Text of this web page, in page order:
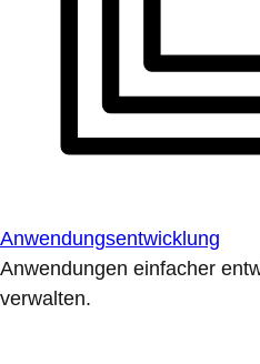
Anwendungsentwicklung
Anwendungen einfacher
verwalten.